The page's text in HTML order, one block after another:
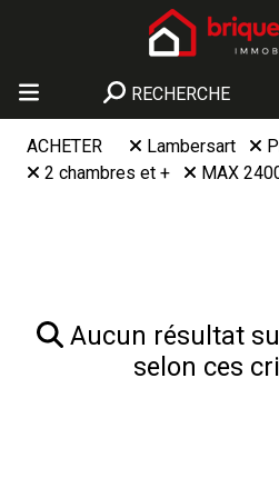
RECHERCHE
ACHETER Lambersart
2 chambres et +
MAX
Aucun résultat
selon ces